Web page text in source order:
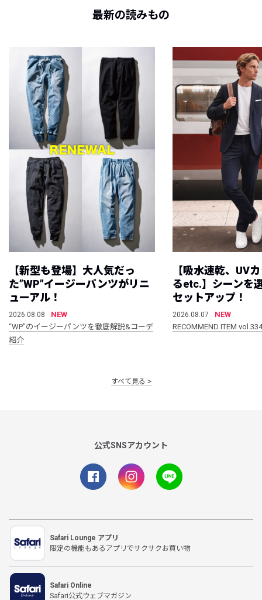
最新の読みもの
【新型も登場】大人気だっ
た”WP”イージーパンツがリニ
ューアル！
2026.08.08
NEW
“WP”のイージーパンツを徹底解説&コーデ
紹介
【吸水速乾、UV
るetc.】シーンを
セットアップ！
2026.08.07
NEW
RECOMMEND ITEM vol.334
すべて見る
公式SNSアカウント
Safari Lounge アプリ
限定の機能もあるアプリでサクサクお買い物
Safari Online
Safari公式ウェブマガジン